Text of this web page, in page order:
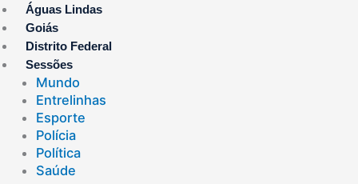
Ir
para
o
conteúdo
Águas Lindas
Goiás
Distrito Federal
Sessões
Mundo
Entrelinhas
Esporte
Polícia
Política
Saúde